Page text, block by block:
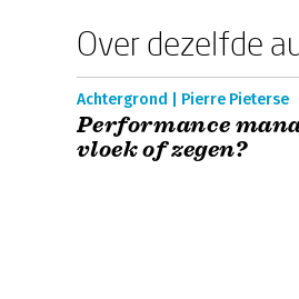
Over dezelfde
Achtergrond | Pierre Pieterse
Performance
vloek of zegen?